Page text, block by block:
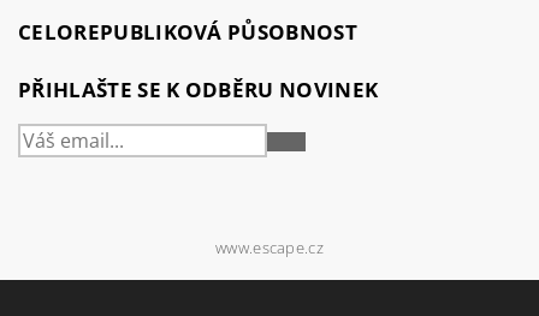
CELOREPUBLIKOVÁ PŮSOBNOST
PŘIHLAŠTE SE K ODBĚRU NOVINEK
PŘIHLÁSIT
www.escape.cz